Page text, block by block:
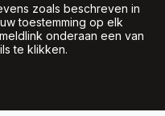
zoals beschreven in
toestemming op elk
onderaan een van
te klikken.